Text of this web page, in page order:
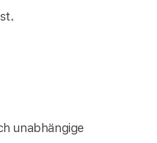
unabhängige